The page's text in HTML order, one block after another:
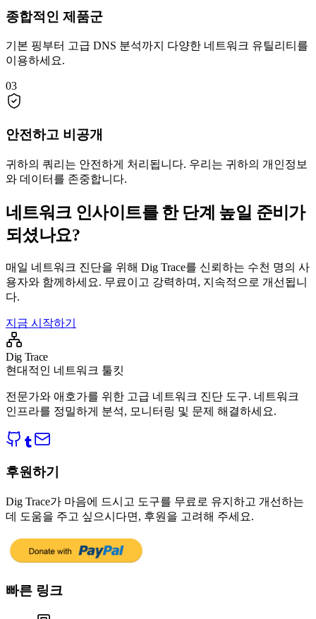
종합적인 제품군
기본 핑부터 고급 DNS 분석까지 다양한 네트워크 유틸리티를
이용하세요.
03
안전하고 비공개
귀하의 쿼리는 안전하게 처리됩니다. 우리는 귀하의 개인정보
와 데이터를 존중합니다.
네트워크 인사이트를 한 단계 높일 준비가
되셨나요?
매일 네트워크 진단을 위해 Dig Trace를 신뢰하는 수천 명의 사
용자와 함께하세요. 무료이고 강력하며, 지속적으로 개선됩니
다.
지금 시작하기
Dig Trace
현대적인 네트워크 툴킷
전문가와 애호가를 위한 고급 네트워크 진단 도구. 네트워크
인프라를 정밀하게 분석, 모니터링 및 문제 해결하세요.
후원하기
Dig Trace가 마음에 드시고 도구를 무료로 유지하고 개선하는
데 도움을 주고 싶으시다면, 후원을 고려해 주세요.
빠른 링크